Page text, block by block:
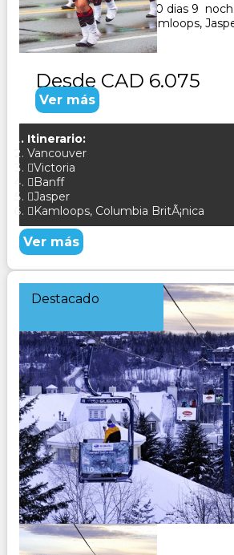
Paquete Turistico de 10 dias 9
Vancouver, Calgary, Kamloops,
CONSULTAR
Desde CAD 6.075
Ver más
Itinerario:
Vancouver
Victoria
Banff
Jasper
Kamloops, Columbia BritÃ¡nica
Ver más
Destacado